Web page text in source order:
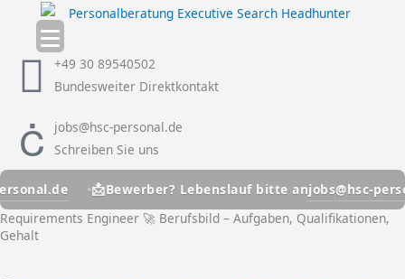
springen +49 30 89540502
Bundesweiter Direktkontakt
jobs@hsc-personal.de
Schreiben Sie uns
📩Bewerber? Lebenslauf bitte anjobs@hsc-
Requirements Engineer 🚀 Berufsbild – Aufgaben, Qualifikationen,
Gehalt